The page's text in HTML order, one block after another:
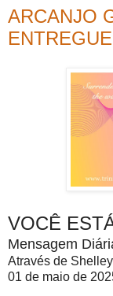
ARCANJO
VOCÊ
Mensagem
Através de
01 de maio de